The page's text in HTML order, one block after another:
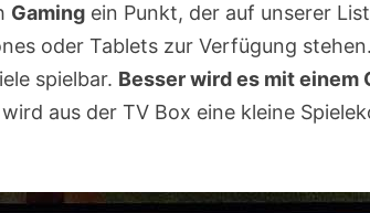
Gamingein Punkt, der auf unserer
oder Tablets zur Verfügung
spielbar. Besser wird es mit einem
aus der TV Box eine kleine